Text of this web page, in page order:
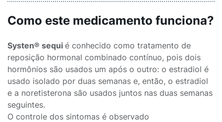
Como este medicamento funciona?
Systen® sequi é conhecido como tratamento de
reposição hormonal combinado contínuo, pois dois
hormônios são usados um após o outro: o estradiol é
usado isolado por duas semanas e, então, o estradiol
e a noretisterona são usados juntos nas duas semanas
seguintes.
O controle dos sintomas é observado